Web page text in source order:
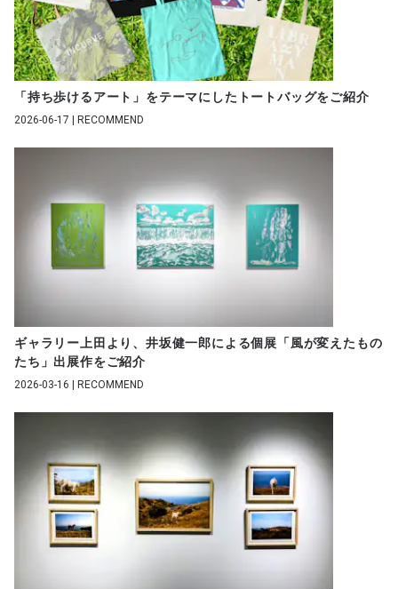
「持ち歩けるアート」をテーマにしたトートバッグをご紹介
2026-06-17 | RECOMMEND
ギャラリー上田より、井坂健一郎による個展「風が変えたもの
たち」出展作をご紹介
2026-03-16 | RECOMMEND